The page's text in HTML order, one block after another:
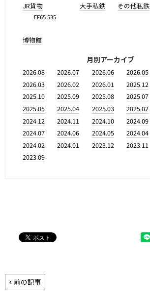
JR貨物
EF65 535
大手私鉄 その他私鉄
博物館
月別アーカイブ
2026.08 2026.07 2026.06 2026.05
2026.03
2026.02 2026.01 2025.12
2025.10
2025.09 2025.08 2025.07
2025.05
2025.04 2025.03 2025.02
2024.12
2024.11 2024.10 2024.09
2024.07
2024.06 2024.05 2024.04
2024.02
2024.01 2023.12 2023.11
2023.09
前の記事